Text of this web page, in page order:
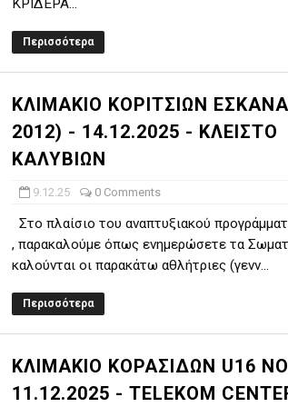
ΜΠΑΣΚΕΤ : 39Η ΕΠΕΤΕΙΟΣ ΑΠΟ ΤΟ ΕΠΟΣ ΤΟΥ
κυπέλλου ανδρών ΕΣΚΑΝΑ Μανδραϊκός
Πανελευσινιακό στον τελικό αύριο με
η Φιλία Περάματος έφερε την σειρά
ΑΕ Ρέντη, Πέρα , Ερμής Αργυρ. και
ΚΡΙΔΕΡΑ...
Περισσότερα
ΚΛΙΜΑΚΙΟ ΚΟΡΙΤΣΙΩΝ
2012) - 14.12.2025 - ΚΛΕΙΣΤΟ
ΚΑΛΥΒΙΩΝ
9.12.25 0 Comments
Στο πλαίσιο του αναπτυξιακού
, παρακαλούμε όπως ενημερώσετε τα
καλούνται οι παρακάτω αθλήτριες (γενν...
Περισσότερα
ΚΛΙΜΑΚΙΟ ΚΟΡΑΣΙΔΩΝ U16
11.12.2025 - TELEKOM